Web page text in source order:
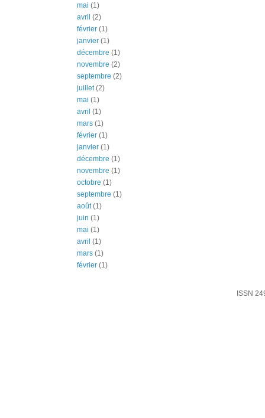
mai (1)
avril (2)
février (1)
janvier (1)
décembre (1)
novembre (2)
septembre (2)
juillet(2)
mai (1)
avril (1)
mars (1)
février (1)
janvier (1)
décembre (1)
novembre (1)
octobre (1)
septembre (1)
août(1)
juin (1)
mai (1)
avril (1)
mars (1)
février (1)
ISSN